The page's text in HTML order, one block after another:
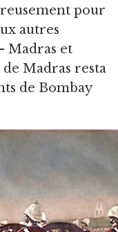
pour
autres
Madras et
Madras resta
de Bombay